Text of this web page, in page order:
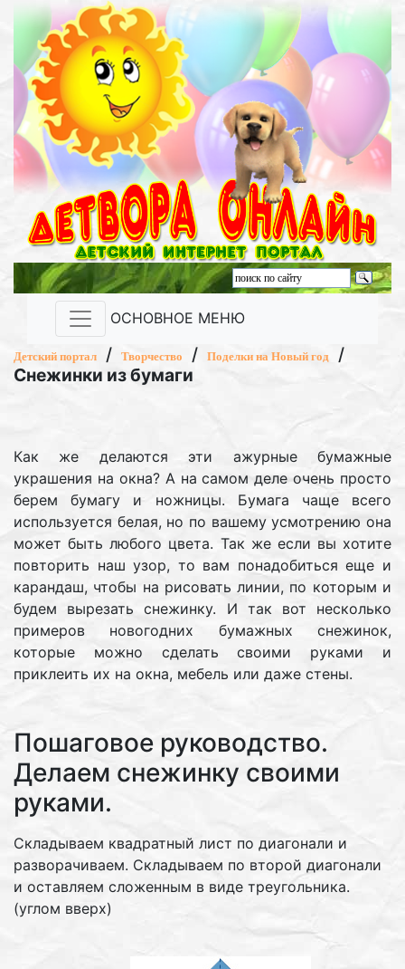
ОСНОВНОЕ МЕНЮ
Детский портал / Творчество / Поделки на Новый год
/
Снежинки из бумаги
Как же делаются эти ажурные бумажные
украшения на окна? А на самом деле очень просто
берем бумагу и ножницы. Бумага чаще всего
используется белая, но по вашему усмотрению она
может быть любого цвета. Так же если вы хотите
повторить наш узор, то вам понадобиться еще и
карандаш, чтобы на рисовать линии, по которым и
будем вырезать снежинку. И так вот несколько
примеров новогодних бумажных снежинок,
которые можно сделать своими руками и
приклеить их на окна, мебель или даже стены.
Пошаговое руководство.
Делаем снежинку своими
руками.
Складываем квадратный лист по диагонали и
разворачиваем. Складываем по второй диагонали
и оставляем сложенным в виде треугольника.
(углом вверх)